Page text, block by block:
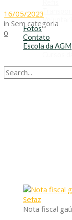
Fotos
Contato
Escola da AGM
16/05/2023
in Sem categoria
0
Nota fiscal